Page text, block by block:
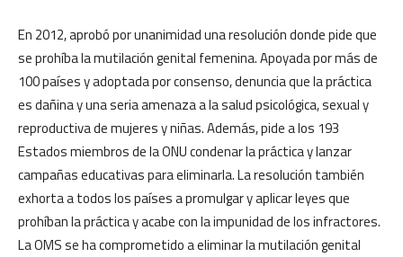
En 2012, aprobó por unanimidad una resolución donde pide que
se prohíba la mutilación genital femenina. Apoyada por más de
100 países y adoptada por consenso, denuncia que la práctica
es dañina y una seria amenaza a la salud psicológica, sexual y
reproductiva de mujeres y niñas. Además, pide a los 193
Estados miembros de la ONU condenar la práctica y lanzar
campañas educativas para eliminarla. La resolución también
exhorta a todos los países a promulgar y aplicar leyes que
prohíban la práctica y acabe con la impunidad de los infractores.
La OMS se ha comprometido a eliminar la mutilación genital